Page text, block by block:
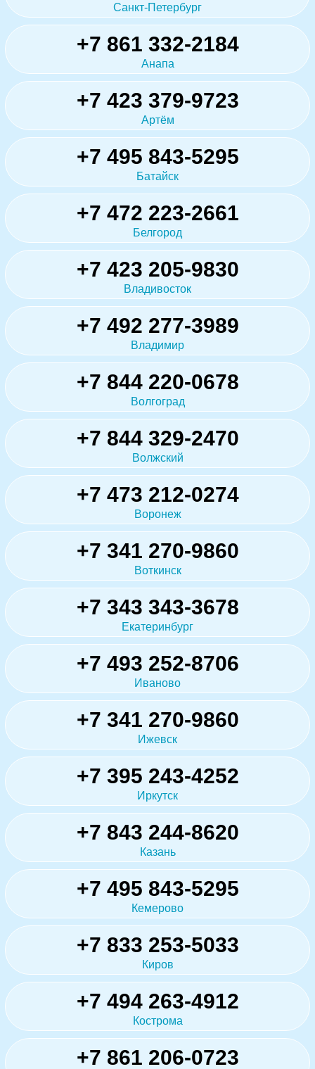
Санкт-Петербург
+7 861 332-2184
Анапа
+7 423 379-9723
Артём
+7 495 843-5295
Батайск
+7 472 223-2661
Белгород
+7 423 205-9830
Владивосток
+7 492 277-3989
Владимир
+7 844 220-0678
Волгоград
+7 844 329-2470
Волжский
+7 473 212-0274
Воронеж
+7 341 270-9860
Воткинск
+7 343 343-3678
Екатеринбург
+7 493 252-8706
Иваново
+7 341 270-9860
Ижевск
+7 395 243-4252
Иркутск
+7 843 244-8620
Казань
+7 495 843-5295
Кемерово
+7 833 253-5033
Киров
+7 494 263-4912
Кострома
+7 861 206-0723